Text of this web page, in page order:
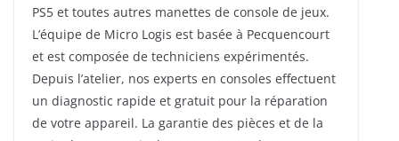
PS5 et toutes autres manettes de console de jeux.
L’équipe de Micro Logis est basée à Pecquencourt
et est composée de techniciens expérimentés.
Depuis l’atelier, nos experts en consoles effectuent
un diagnostic rapide et gratuit pour la réparation
de votre appareil. La garantie des pièces et de la